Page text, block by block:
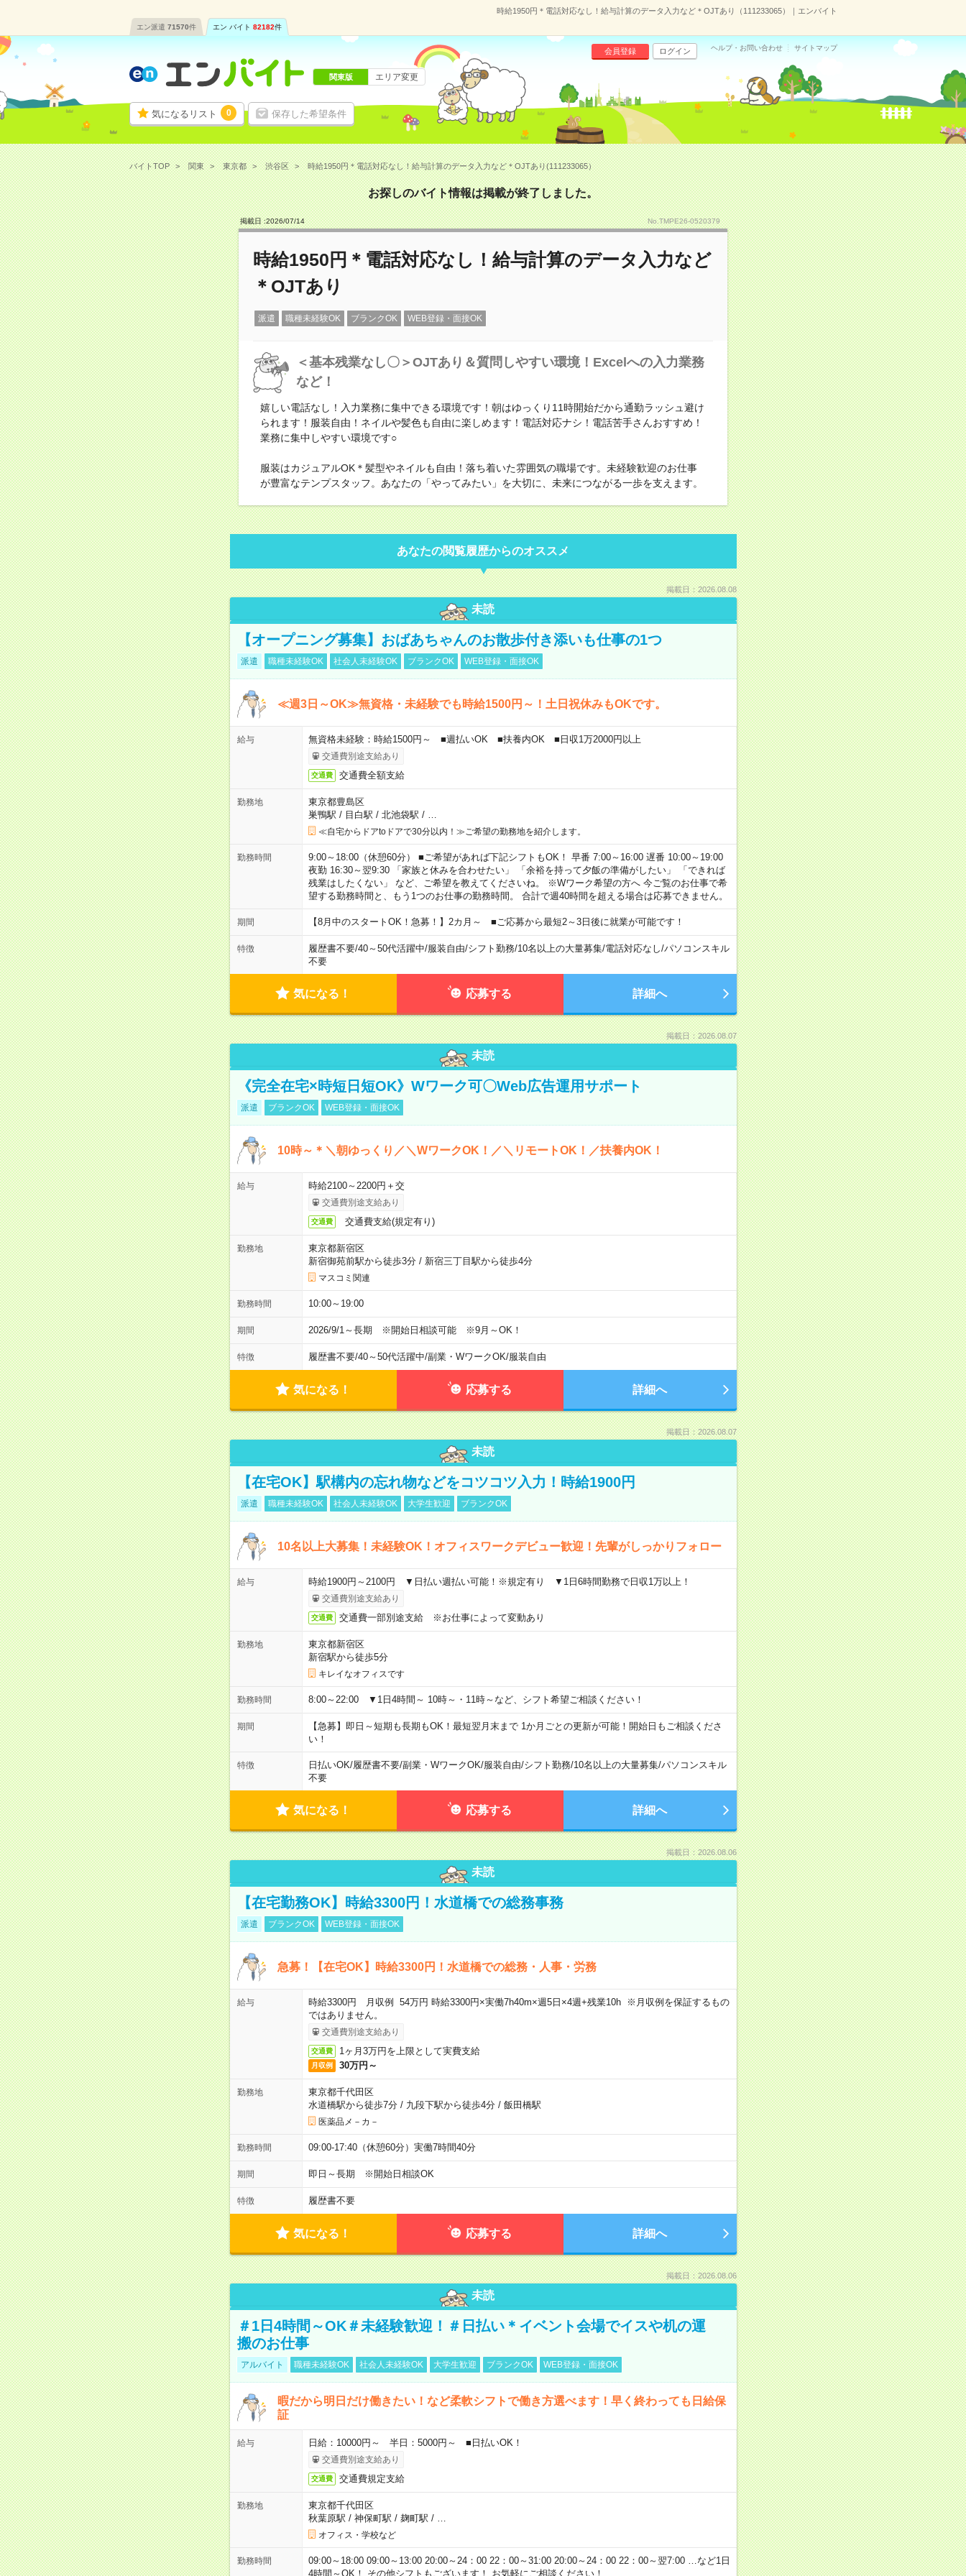
時給1950円＊電話対応なし！給与計算のデータ入力など＊OJTあり（111233065）｜エンバイト
エン派遣 71570件 エン バイト 82182件
気になるリスト 0 保存した希望条件
会員登録 ログイン ヘルプ・お問い合わせ サイトマップ
関東版 エリア変更
バイトTOP 関東 東京都 渋谷区 時給1950円＊電話対応なし！給与計算のデータ入力など＊OJTあり(111233065）
お探しのバイト情報は掲載が終了しました。
掲載日 :2026/07/14 No.TMPE26-0520379
時給1950円＊電話対応なし！給与計算のデータ入力など
＊OJTあり
派遣 職種未経験OK ブランクOK WEB登録・面接OK
＜基本残業なし〇＞OJTあり＆質問しやすい環境！Excelへの入力業務
など！
嬉しい電話なし！入力業務に集中できる環境です！朝はゆっくり11時開始だから通勤ラッシュ避け
られます！服装自由！ネイルや髪色も自由に楽しめます！電話対応ナシ！電話苦手さんおすすめ！
業務に集中しやすい環境です○
服装はカジュアルOK＊髪型やネイルも自由！落ち着いた雰囲気の職場です。未経験歓迎のお仕事
が豊富なテンプスタッフ。あなたの「やってみたい」を大切に、未来につながる一歩を支えます。
あなたの閲覧履歴からのオススメ
掲載日：2026.08.08
未読
【オープニング募集】おばあちゃんのお散歩付き添いも仕事の1つ
派遣 職種未経験OK 社会人未経験OK ブランクOK WEB登録・面接OK
≪週3日～OK≫無資格・未経験でも時給1500円～！土日祝休みもOKです。
給与 無資格未経験：時給1500円～ ■週払いOK ■扶養内OK ■日収1万2000円以上
交通費別途支給あり
交通費 交通費全額支給
勤務地
東京都豊島区
巣鴨駅 / 目白駅 / 北池袋駅 /
≪自宅からドアtoドアで30分以内！≫ご希望の勤務地を紹介します。
勤務時間
9:00～18:00（休憩60分） ■ご希望があれば下記シフトもOK！ 早番 7:00～16:00 遅番 10:00～19:00
夜勤 16:30～翌9:30 「家族と休みを合わせたい」 「余裕を持って夕飯の準備がしたい」 「できれば
残業はしたくない」 など、ご希望を教えてくださいね。 ※Wワーク希望の方へ 今ご覧のお仕事で希
望する勤務時間と、もう1つのお仕事の勤務時間。 合計で週40時間を超える場合は応募できません。
期間 【8月中のスタートOK！急募！】2カ月～ ■ご応募から最短2～3日後に就業が可能です！
特徴 履歴書不要/40～50代活躍中/服装自由/シフト勤務/10名以上の大量募集/電話対応なし/パソコンスキル
不要
気になる！ 応募する 詳細へ
掲載日：2026.08.07
未読
《完全在宅×時短日短OK》Wワーク可〇Web広告運用サポート
派遣 ブランクOK WEB登録・面接OK
10時～＊＼朝ゆっくり／＼WワークOK！／＼リモートOK！／扶養内OK！
給与 時給2100～2200円＋交
交通費別途支給あり
交通費 交通費支給(規定有り)
勤務地
東京都新宿区
新宿御苑前駅から徒歩3分/ 新宿三丁目駅から徒歩4分
マスコミ関連
勤務時間 10:00～19:00
期間 2026/9/1～長期 ※開始日相談可能 ※9月～OK！
特徴 履歴書不要/40～50代活躍中/副業・WワークOK/服装自由
気になる！ 応募する 詳細へ
掲載日：2026.08.07
未読
【在宅OK】駅構内の忘れ物などをコツコツ入力！時給1900円
派遣 職種未経験OK 社会人未経験OK 大学生歓迎 ブランクOK
10名以上大募集！未経験OK！オフィスワークデビュー歓迎！先輩がしっかりフォロー
給与 時給1900円～2100円 ▼日払い週払い可能！※規定有り ▼1日6時間勤務で日収1万以上！
交通費別途支給あり
交通費 交通費一部別途支給 ※お仕事によって変動あり
勤務地
東京都新宿区
新宿駅から徒歩5分
キレイなオフィスです
勤務時間 8:00～22:00 ▼1日4時間～ 10時～・11時～など、シフト希望ご相談ください！
期間
【急募】即日～短期も長期もOK！最短翌月末まで 1か月ごとの更新が可能！開始日もご相談くださ
い！
特徴 日払いOK/履歴書不要/副業・WワークOK/服装自由/シフト勤務/10名以上の大量募集/パソコンスキル
不要
気になる！ 応募する 詳細へ
掲載日：2026.08.06
未読
【在宅勤務OK】時給3300円！水道橋での総務事務
派遣 ブランクOK WEB登録・面接OK
急募！【在宅OK】時給3300円！水道橋での総務・人事・労務
給与
時給3300円 月収例 54万円 時給3300円×実働7h40m×週5日×4週+残業10h ※月収例を保証するもの
ではありません。
交通費別途支給あり
交通費 1ヶ月3万円を上限として実費支給
月収例 30万円～
勤務地
東京都千代田区
水道橋駅から徒歩7分/ 九段下駅から徒歩4分/ 飯田橋駅
医薬品メ－カ－
勤務時間 09:00-17:40（休憩60分）実働7時間40分
期間 即日～長期 ※開始日相談OK
特徴 履歴書不要
気になる！ 応募する 詳細へ
掲載日：2026.08.06
未読
＃1日4時間～OK＃未経験歓迎！＃日払い＊イベント会場でイスや机の運
搬のお仕事
アルバイト 職種未経験OK 社会人未経験OK 大学生歓迎 ブランクOK WEB登録・面接OK
暇だから明日だけ働きたい！など柔軟シフトで働き方選べます！早く終わっても日給保
証
給与 日給：10000円～ 半日：5000円～ ■日払いOK！
交通費別途支給あり
交通費 交通費規定支給
勤務地
東京都千代田区
秋葉原駅 / 神保町駅 / 麹町駅 /
オフィス・学校など
勤務時間
09:00～18:00 09:00～13:00 20:00～24：00 22：00～31:00 20:00～24：00 22：00～翌7:00 …など1日
4時間～OK！ その他シフトもございます！ お気軽にご相談ください！